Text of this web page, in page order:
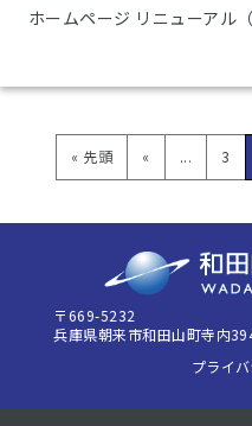
ホームページ リニューアル（
« 先頭 « ... 3
〒669-5232
兵庫県朝来市和田山町寺内
プライ